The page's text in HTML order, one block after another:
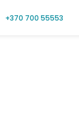
+370 700 55553